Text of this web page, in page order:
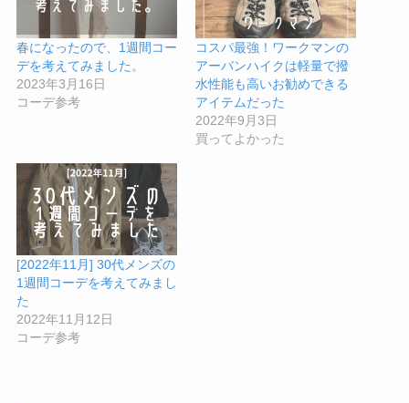
春になったので、1週間コー
デを考えてみました。
2023年3月16日
コーデ参考
コスパ最強！ワークマンの
アーバンハイクは軽量で撥
水性能も高いお勧めできる
アイテムだった
2022年9月3日
買ってよかった
[2022年11月] 30代メンズの
1週間コーデを考えてみまし
た
2022年11月12日
コーデ参考